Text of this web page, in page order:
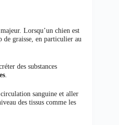
Lorsqu’un chien est
de graisse, en particulier au
des substances
sanguine et aller
des tissus comme les